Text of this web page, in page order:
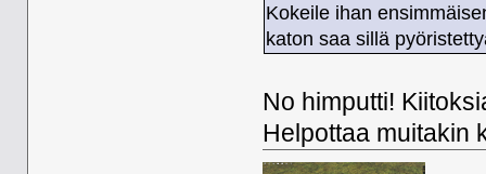
Kokeile ihan
katon saa sillä
No himputti!
Helpottaa muitakin